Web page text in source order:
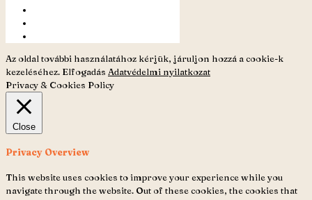
Az oldal további használatához kérjük, járuljon hozzá a cookie-k
kezeléséhez. Elfogadás Adatvédelmi nyilatkozat
Privacy & Cookies Policy
Close
Privacy Overview
This website uses cookies to improve your experience while you
navigate through the website. Out of these cookies, the cookies that